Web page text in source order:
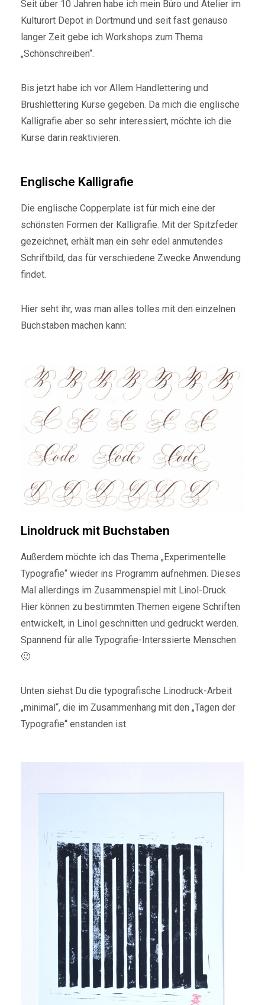
Seit über 10 Jahren habe ich mein Büro und Atelier im
Kulturort Depot in Dortmund und seit fast genauso
langer Zeit gebe ich Workshops zum Thema
„Schönschreiben“.
Bis jetzt habe ich vor Allem Handlettering und
Brushlettering Kurse gegeben. Da mich die englische
Kalligrafie aber so sehr interessiert, möchte ich die
Kurse darin reaktivieren.
Englische Kalligrafie
Die englische Copperplate ist für mich eine der
schönsten Formen der Kalligrafie. Mit der Spitzfeder
gezeichnet, erhält man ein sehr edel anmutendes
Schriftbild, das für verschiedene Zwecke Anwendung
findet.
Hier seht ihr, was man alles tolles mit den einzelnen
Buchstaben machen kann:
Linoldruck mit Buchstaben
Außerdem möchte ich das Thema „Experimentelle
Typografie“ wieder ins Programm aufnehmen. Dieses
Mal allerdings im Zusammenspiel mit Linol-Druck.
Hier können zu bestimmten Themen eigene Schriften
entwickelt, in Linol geschnitten und gedruckt werden.
Spannend für alle Typografie-Interssierte Menschen
🙂
Unten siehst Du die typografische Linodruck-Arbeit
„minimal“, die im Zusammenhang mit den „Tagen der
Typografie“ enstanden ist.